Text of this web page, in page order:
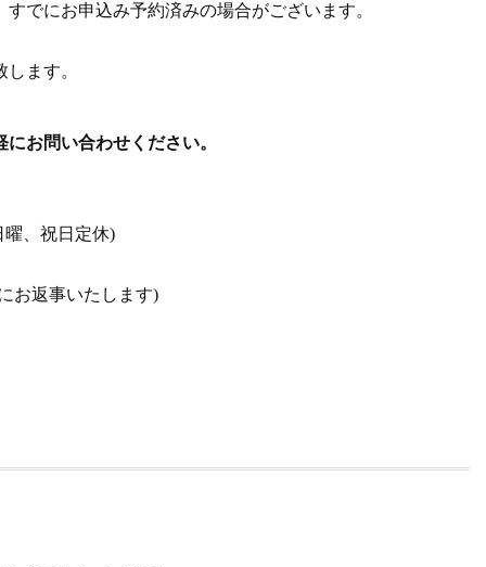
でにお申込み予約済みの場合がございます。
ます。
お問い合わせください。
、祝日定休)
お返事いたします)